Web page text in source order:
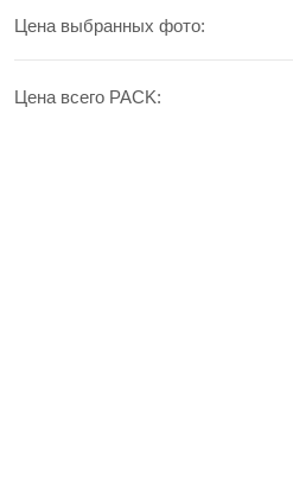
Цена выбранных фото:
Цена всего PACK: